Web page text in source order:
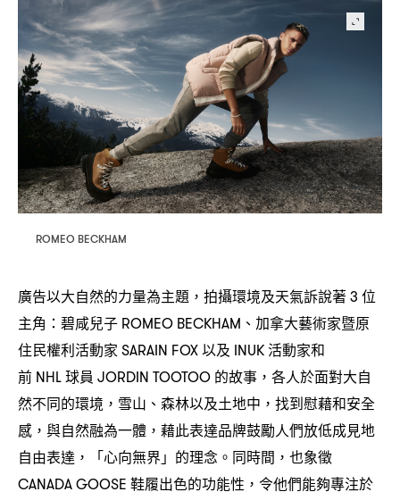
ROMEO BECKHAM
廣告以大自然的力量為主題 ， 拍攝環境及天氣訴說著 3 位
主角 ： 碧咸兒子 ROMEO BECKHAM 、加拿大藝術家暨原
住民權利活動家 SARAIN FOX以及 INUK 活動家和
前 NHL球員 JORDIN TOOTOO 的故事 ， 各人於面對大自
然不同的環境 ， 雪山、森林以及土地中 ， 找到慰藉和安全
感 ， 與自然融為一體 ， 藉此表達品牌鼓勵人們放低成見地
自由表達 ， 「心向無界」的理念。同時間 ， 也象徵
CANADA GOOSE 鞋履出色的功能性 ， 令他們能夠專注於